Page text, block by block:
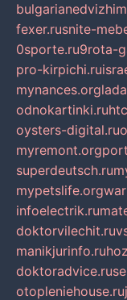
fexer.rusnite-
0sporte.ru9rota-
pro-kirpichi.ru
mynances.org
odnokartinki.ru
oysters-digital.ru
myremont.org
superdeutsch.ru
mypetslife.org
infoelectrik.ru
doktorvilechit.ru
manikjurinfo.ru
doktoradvice.ru
otopleniehouse.ru